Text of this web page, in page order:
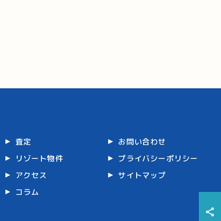
査定
リゾート物件
アクセス
コラム
お問い合わせ
プライバシーポリシー
サイトマップ